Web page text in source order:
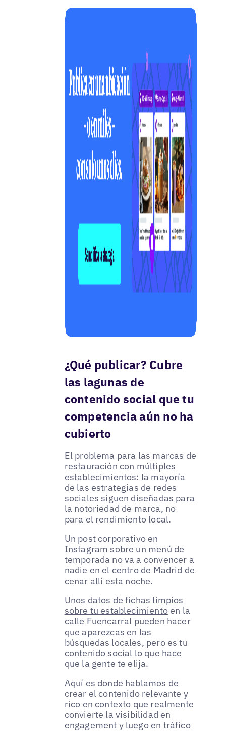
¿Qué publicar? Cubre
las lagunas de
contenido social que tu
competencia aún no ha
cubierto
El problema para las marcas de
restauración con múltiples
establecimientos: la mayoría
de las estrategias de redes
sociales siguen diseñadas para
la notoriedad de marca, no
para el rendimiento local.
Un post corporativo en
Instagram sobre un menú de
temporada no va a convencer a
nadie en el centro de Madrid de
cenar allí esta noche.
Unos datos de fichas limpios
sobre tu establecimientoen la
calle Fuencarral pueden hacer
que aparezcas en las
búsquedas locales, pero es tu
contenido social lo que hace
que la gente te elija.
Aquí es donde hablamos de
crear el contenido relevante y
rico en contexto que realmente
convierte la visibilidad en
engagement y luego en tráfico